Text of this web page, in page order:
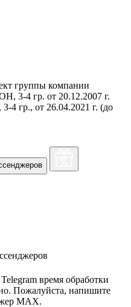
группы компании
3-4 гр. от 20.12.2007 г.
гр., от 26.04.2021 г. (до
время обработки
Пожалуйста, напишите
МАХ.